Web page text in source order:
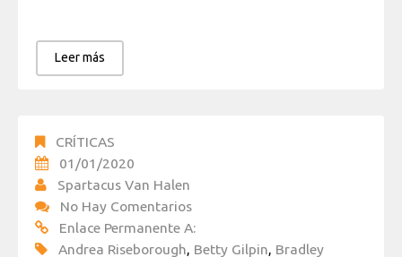
Leer más
CRÍTICAS
01/01/2020
Spartacus Van Halen
No Hay Comentarios
Enlace Permanente A:
Andrea Riseborough, Betty Gilpin, Bradley